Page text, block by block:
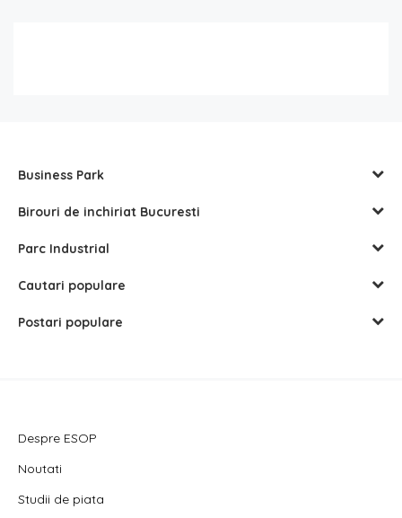
Business Park
Birouri de inchiriat Bucuresti
Parc Industrial
Cautari populare
Postari populare
Despre ESOP
Noutati
Studii de piata